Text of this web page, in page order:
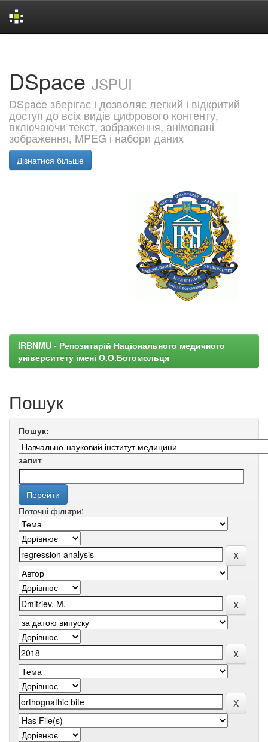
DSpace JSPUI
DSpace зберігає і дозволяє легкий і відкритий
доступ до всіх видів цифрового контенту,
включаючи текст, зображення, анімовані
зображення, MPEG і набори даних
Дізнатися більше
IRBNMU - Репозитарій Національного медичного
університету імені О.О.Богомольця
Пошук
Пошук:
запит
Поточні фільтри: